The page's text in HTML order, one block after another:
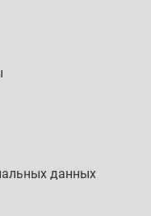
данных